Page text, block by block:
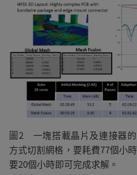
圖2 一塊搭載晶片及連接器的
方式切割網格，要耗費77個小
要20個小時即可完成求解。